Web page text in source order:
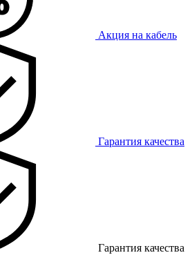
Акция на кабель
Гарантия качества
Гарантия качества